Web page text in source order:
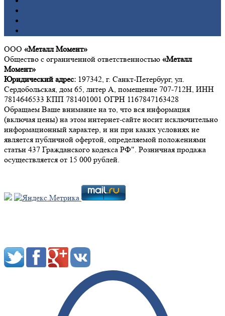
ООО «Металл Момент»
Общество с ограниченной ответственностью «Металл
Момент»
Юридический адрес: 197342, г. Санкт-Петербург, ул.
Сердобольская, дом 65, литер А, помещение 707-712Н, ИНН
7814646533 КПП 781401001 ОГРН 1167847163428
Обращаем Ваше внимание на то, что вся информация
(включая цены) на этом интернет-сайте носит исключительно
информационный характер, и ни при каких условиях не
является публичной офертой, определяемой положениями
статьи 437 Гражданского кодекса РФ". Розничная продажа
осуществляется от 15 000 рублей.